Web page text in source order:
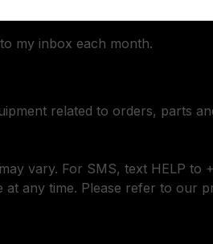
my inbox each month.
related to orders, parts
vary. For SMS, text HELP to
any time. Please refer to our